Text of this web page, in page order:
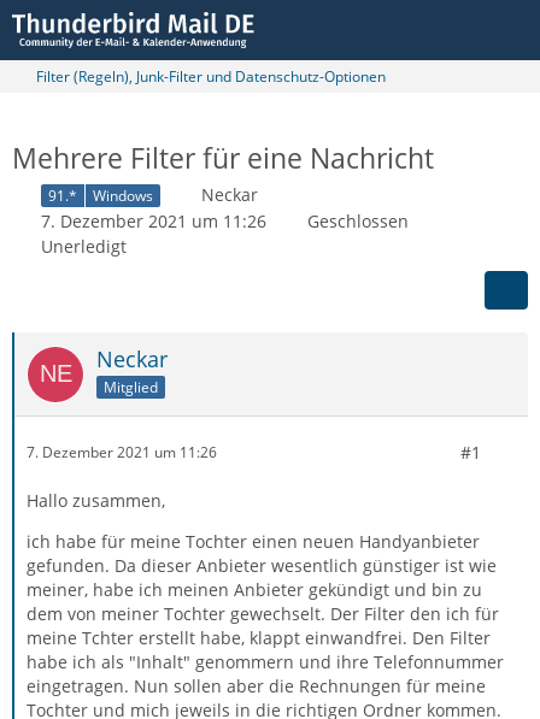
Filter (Regeln), Junk-Filter und Datenschutz-Optionen
Mehrere Filter für eine Nachricht
91.* Windows
Neckar
7. Dezember 2021 um 11:26
Geschlossen
Unerledigt
Neckar
Mitglied
7. Dezember 2021 um 11:26 #1
Hallo zusammen,
ich habe für meine Tochter einen neuen Handyanbieter
gefunden. Da dieser Anbieter wesentlich günstiger ist wie
meiner, habe ich meinen Anbieter gekündigt und bin zu
dem von meiner Tochter gewechselt. Der Filter den ich für
meine Tchter erstellt habe, klappt einwandfrei. Den Filter
habe ich als "Inhalt" genommern und ihre Telefonnummer
eingetragen. Nun sollen aber die Rechnungen für meine
Tochter und mich jeweils in die richtigen Ordner kommen.